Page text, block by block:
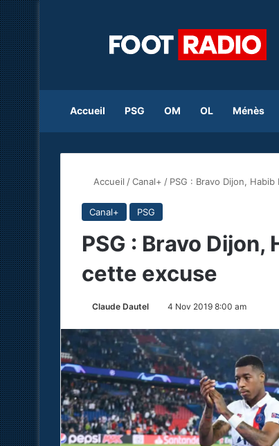
Accueil PSG OM OL Ménès
Accueil /Canal+ / PSG : Bravo Dijon,
Canal+ PSG
PSG : Bravo Dijon,
cette excuse
Claude Dautel 4 Nov 2019 8:00 am